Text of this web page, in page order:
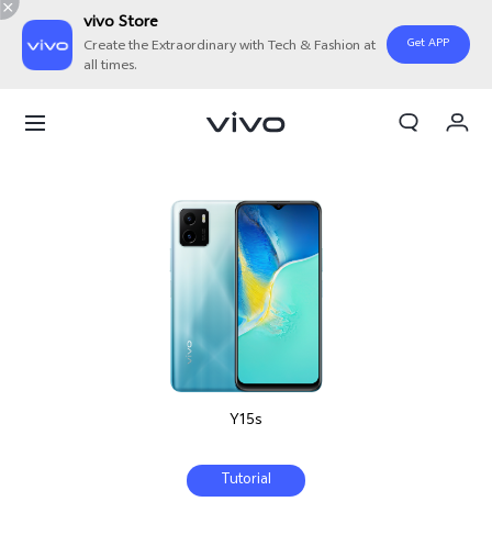
vivo Store
Create the Extraordinary with Tech & Fashion at
all times.
Get APP
Y15s
Tutorial